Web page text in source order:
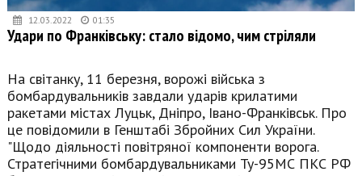
12.03.2022 01:35
Удари по Франківську: стало відомо, чим стріляли
На світанку, 11 березня, ворожі війська з
бомбардувальників завдали ударів крилатими
ракетами містах Луцьк, Дніпро, Івано-Франківськ. Про
це повідомили в Генштабі Збройних Сил України.
"Щодо діяльності повітряної компоненти ворога.
Стратегічними бомбардувальниками Ту-95МС ПКС РФ